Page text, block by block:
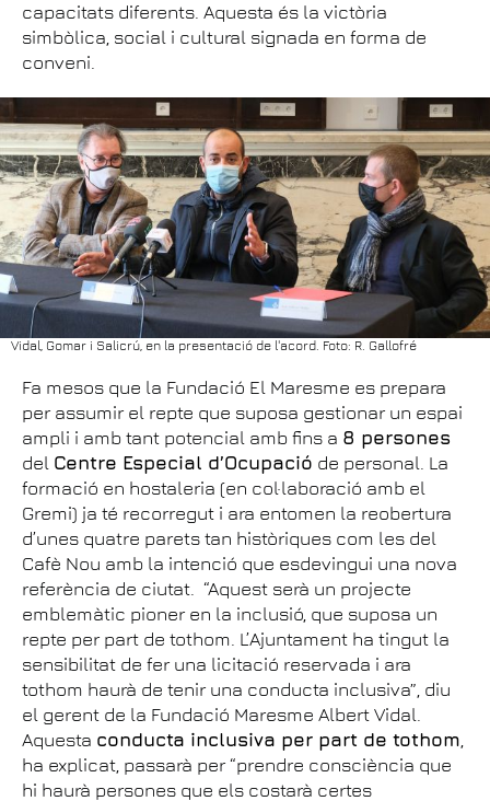
capacitats diferents. Aquesta és la victòria
simbòlica, social i cultural signada en forma de
conveni.
Vidal, Gomar i Salicrú, en la presentació de l'acord. Foto: R. Gallofré
Fa mesos que la Fundació El Maresme es prepara
per assumir el repte que suposa gestionar un espai
ampli i amb tant potencial amb fins a 8 persones
del Centre Especial d’Ocupació de personal. La
formació en hostaleria (en col·laboració amb el
Gremi) ja té recorregut i ara entomen la reobertura
d’unes quatre parets tan històriques com les del
Cafè Nou amb la intenció que esdevingui una nova
referència de ciutat. “Aquest serà un projecte
emblemàtic pioner en la inclusió, que suposa un
repte per part de tothom. L’Ajuntament ha tingut la
sensibilitat de fer una licitació reservada i ara
tothom haurà de tenir una conducta inclusiva”, diu
el gerent de la Fundació Maresme Albert Vidal.
Aquesta conducta inclusiva per part de tothom
ha explicat, passarà per “prendre consciència que
hi haurà persones que els costarà certes